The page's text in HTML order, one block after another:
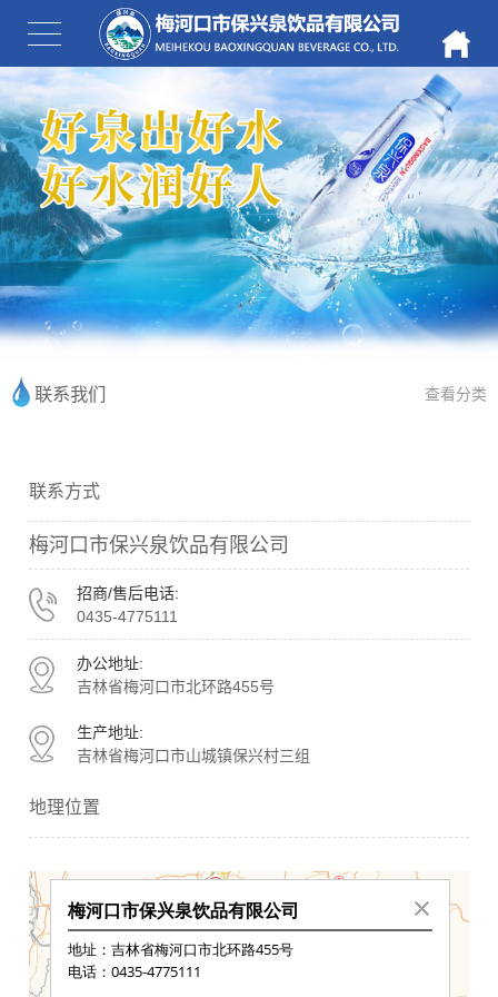
联系我们 查看分类
联系方式
梅河口市保兴泉饮品有限公司
招商/售后电话:
0435-4775111
办公地址:
吉林省梅河口市北环路455号
生产地址:
吉林省梅河口市山城镇保兴村三组
地理位置
扫描二维码